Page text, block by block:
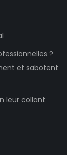
?
et sabotent
leur collant